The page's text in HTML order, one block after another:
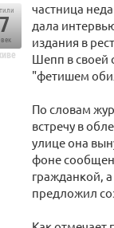
частница
дала
издания в
Шепп в своей
"фетишем
По словам
встречу в
улице она
фоне
гражданкой,
предложил